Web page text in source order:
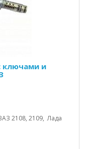
ключами и
2108, 2109, Лада